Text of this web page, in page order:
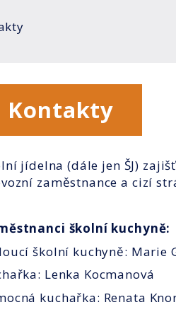
Kontakty
jídelna (dále jen ŠJ)
zaměstnance a cizí
školní kuchyně:
školní kuchyně: Marie
Lenka Kocmanová
kuchařka: Renata